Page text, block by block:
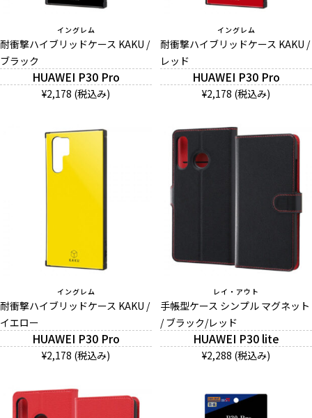
イングレム
耐衝撃ハイブリッドケース KAKU /
ブラック
HUAWEI P30 Pro
¥2,178 (税込み)
イングレム
耐衝撃ハイブリッドケース KAKU /
レッド
HUAWEI P30 Pro
¥2,178 (税込み)
イングレム
耐衝撃ハイブリッドケース KAKU /
イエロー
HUAWEI P30 Pro
¥2,178 (税込み)
レイ・アウト
手帳型ケース シンプル マグネット
/ ブラック/レッド
HUAWEI P30 lite
¥2,288 (税込み)